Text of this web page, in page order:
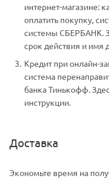
интернет-магазине:
оплатить покупку,
системы СБЕРБАНК.
срок действия и имя
Кредит при онлайн-
система
банка Тинькофф.
инструкции.
Доставка
Экономьте время на